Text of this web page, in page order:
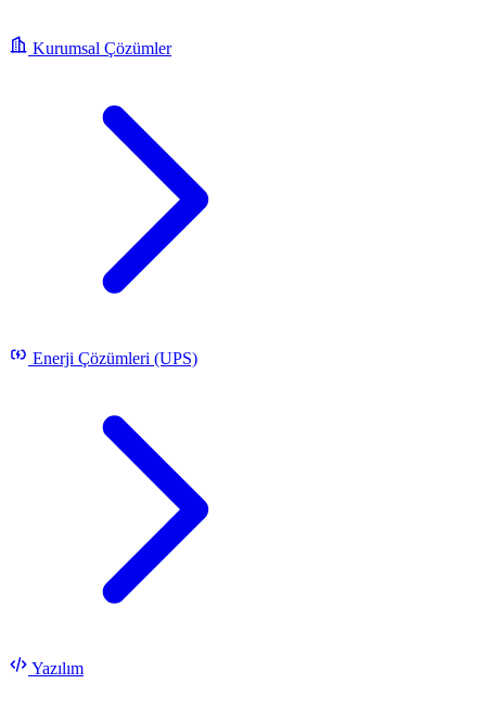
Kurumsal Çözümler
Enerji Çözümleri (UPS)
Yazılım